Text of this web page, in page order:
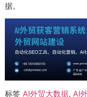
据。
标签 AI外贸大数据, AI